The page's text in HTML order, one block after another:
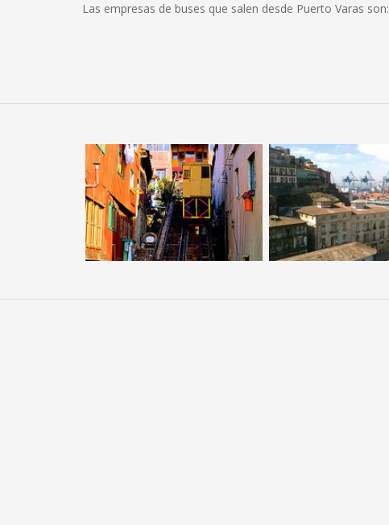
Las empresas de buses que salen desde Puerto Varas son: